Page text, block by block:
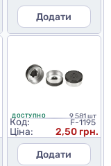
Додати
ДОСТУПНО 9 581 шт
Код: F-1195
Ціна:
2,50 грн.
Додати